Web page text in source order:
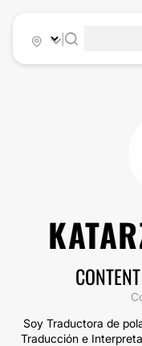
Soy Traductora de
Traducción e